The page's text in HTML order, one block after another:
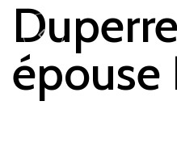
épouse
Denise